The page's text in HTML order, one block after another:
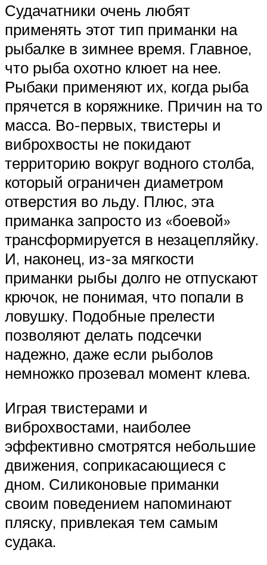
Судачатники очень любят
применять этот тип приманки на
рыбалке в зимнее время. Главное,
что рыба охотно клюет на нее.
Рыбаки применяют их, когда рыба
прячется в коряжнике. Причин на то
масса. Во-первых, твистеры и
виброхвосты не покидают
территорию вокруг водного столба,
который ограничен диаметром
отверстия во льду. Плюс, эта
приманка запросто из «боевой»
трансформируется в незацепляйку.
И, наконец, из-за мягкости
приманки рыбы долго не отпускают
крючок, не понимая, что попали в
ловушку. Подобные прелести
позволяют делать подсечки
надежно, даже если рыболов
немножко прозевал момент клева.
Играя твистерами и
виброхвостами, наиболее
эффективно смотрятся небольшие
движения, соприкасающиеся с
дном. Силиконовые приманки
своим поведением напоминают
пляску, привлекая тем самым
судака.